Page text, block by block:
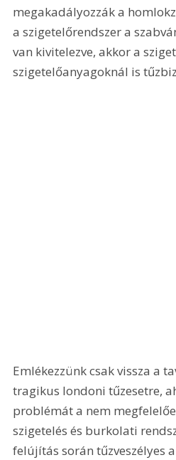
megakadályozzák a
a szigetelőrendszer a
van kivitelezve, akkor a
szigetelőanyagoknál is
Emlékezzünk csak vissza a
tragikus londoni tűzesetre,
problémát a nem
szigetelés és burkolati
felújítás során tűzveszélyes